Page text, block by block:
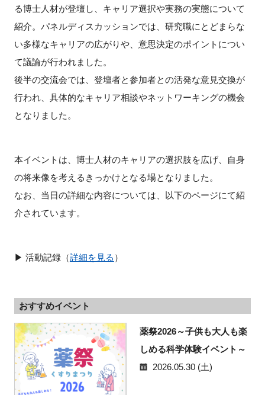
る博士人材が登壇し、キャリア選択や実務の実態について
紹介。パネルディスカッションでは、研究職にとどまらな
い多様なキャリアの広がりや、意思決定のポイントについ
て議論が行われました。
後半の交流会では、登壇者と参加者との活発な意見交換が
行われ、具体的なキャリア相談やネットワーキングの機会
となりました。
本イベントは、博士人材のキャリアの選択肢を広げ、自身
の将来像を考えるきっかけとなる場となりました。
なお、当日の詳細な内容については、以下のページにて紹
介されています。
▶ 活動記録（詳細を見る ）
おすすめイベント
薬祭2026～子供も大人も楽
しめる科学体験イベント～
2026.05.30 (土)